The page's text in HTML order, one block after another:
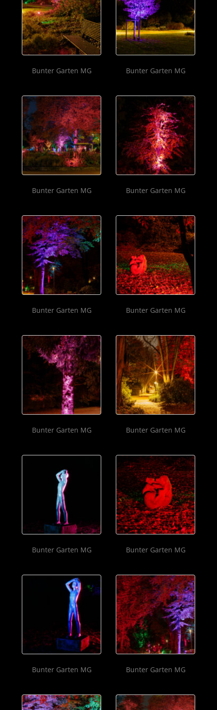
Bunter Garten MG Bunter Garten MG
Bunter Garten MG Bunter Garten MG
Bunter Garten MG Bunter Garten MG
Bunter Garten MG Bunter Garten MG
Bunter Garten MG Bunter Garten MG
Bunter Garten MG Bunter Garten MG